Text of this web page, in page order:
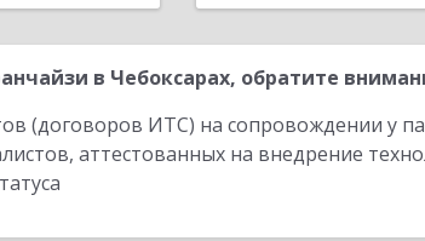
в Чебоксарах, обратите
(договоров ИТС) на сопровождении у
аттестованных на внедрение